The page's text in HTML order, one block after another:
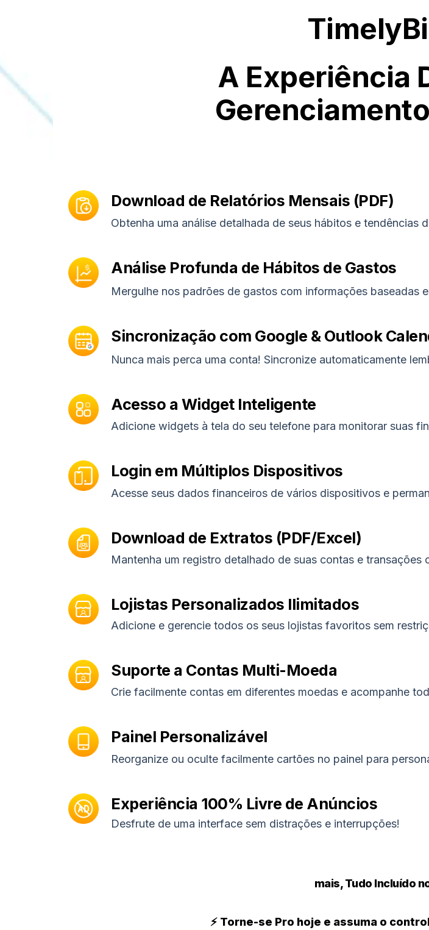
A Experiência
Download de Relatórios Mensais (PDF)
Obtenha uma análise detalhada de seus hábitos e tendências
Análise Profunda de Hábitos de Gastos
Mergulhe nos padrões de gastos com informações baseadas
Sincronização com Google & Outlook
Nunca mais perca uma conta! Sincronize automaticamente
Acesso a Widget Inteligente
Adicione widgets à tela do seu telefone para monitorar suas
Login em Múltiplos Dispositivos
Acesse seus dados financeiros de vários dispositivos e
Download de Extratos (PDF/Excel)
Mantenha um registro detalhado de suas contas e transações
Lojistas Personalizados Ilimitados
Adicione e gerencie todos os seus lojistas favoritos sem
Suporte a Contas Multi-Moeda
Crie facilmente contas em diferentes moedas e acompanhe
Painel Personalizável
Reorganize ou oculte facilmente cartões no painel para
Experiência 100% Livre de Anúncios
Desfrute de uma interface sem distrações e interrupções!
mais, Tudo Incluído
⚡ Torne-se Pro hoje e assuma o